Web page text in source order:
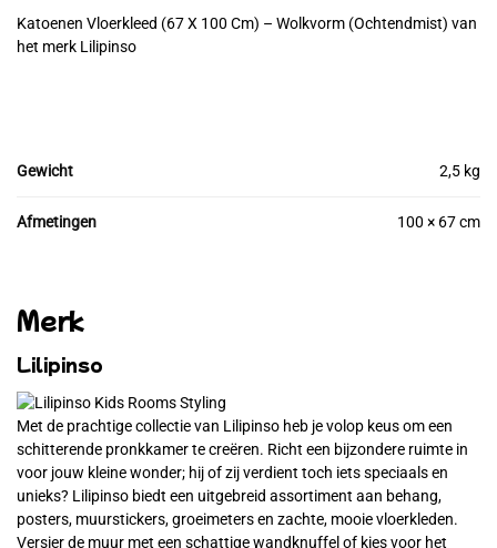
Katoenen Vloerkleed (67 X 100 Cm) – Wolkvorm (Ochtendmist) van
het merk Lilipinso
Gewicht 2,5 kg
Afmetingen 100 × 67 cm
Merk
Lilipinso
Met de prachtige collectie van Lilipinso heb je volop keus om een
schitterende pronkkamer te creëren. Richt een bijzondere ruimte in
voor jouw kleine wonder; hij of zij verdient toch iets speciaals en
unieks? Lilipinso biedt een uitgebreid assortiment aan behang,
posters, muurstickers, groeimeters en zachte, mooie vloerkleden.
Versier de muur met een schattige wandknuffel of kies voor het